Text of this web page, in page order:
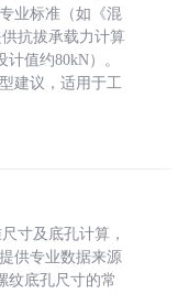
业标准（如《混
抗拔承载力计算
值约80kN）。
建议，适用于工
寸及底孔计算，
供专业数据来源
纹底孔尺寸的常